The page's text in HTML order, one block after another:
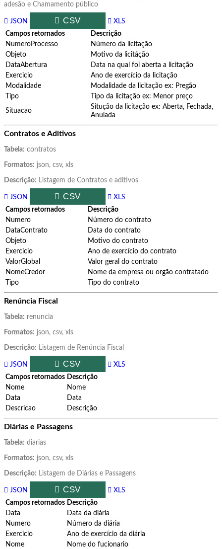
adesão e Chamamento público
JSON CSV
XLS
Campos retornados
Descrição
NumeroProcesso
Número da licitação
Objeto
Motivo da licitáção
DataAbertura
Data na qual foi aberta a licitação
Exercicio
Ano de exercício da licitação
Modalidade
Modalidade da licitação ex: Pregão
Tipo
Tipo da licitação ex: Menor preço
Situacao
Situção da licitação ex: Aberta, Fechada,
Anulada
Contratos e Aditivos
Tabela: contratos
Formatos: json, csv, xls
Descrição: Listagem de Contratos e aditivos
JSON CSV
XLS
Campos retornados
Descrição
Numero
Número do contrato
DataContrato
Data do contrato
Objeto
Motivo do contrato
Exercicio
Ano de exercício do contrato
ValorGlobal
Valor geral do contrato
NomeCredor
Nome da empresa ou orgão contratado
Tipo
Tipo do contrato
Renúncia Fiscal
Tabela: renuncia
Formatos: json, csv, xls
Descrição: Listagem de Renúncia Fiscal
JSON CSV
XLS
Campos retornados Descrição
Nome
Nome
Data
Data
Descricao
Descrição
Diárias e Passagens
Tabela: diarias
Formatos: json, csv, xls
Descrição: Listagem de Diárias e Passagens
JSON CSV
XLS
Campos retornados Descrição
Data
Data da diária
Numero
Número da diária
Exercicio
Ano de exercício da diária
Nome
Nome do fucionario